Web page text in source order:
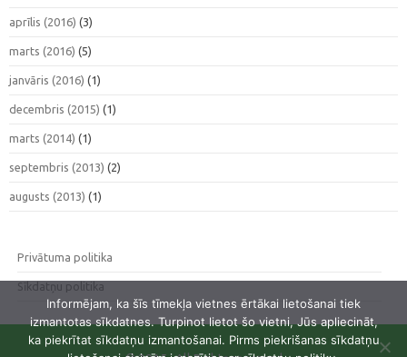
aprīlis (2016) (3)
marts (2016) (5)
janvāris (2016) (1)
decembris (2015) (1)
marts (2014) (1)
septembris (2013) (2)
augusts (2013) (1)
Privātuma politika
Sīkdatņu politika
Informējam, ka šīs tīmekļa vietnes ērtākai lietošanai tiek
izmantotas sīkdatnes. Turpinot lietot šo vietni, Jūs apliecināt,
ka piekrītat sīkdatņu izmantošanai. Pirms piekrišanas sīkdatņu